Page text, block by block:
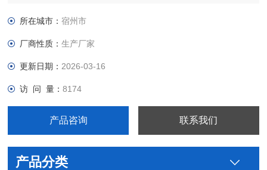
法兰，真空管件，真空弯头，真空三通，真空大小头，ISO法
所在城市：宿州市
厂商性质：生产厂家
更新日期： 2026-03-16
访 问 量：8174
产品咨询 联系我们
产品分类